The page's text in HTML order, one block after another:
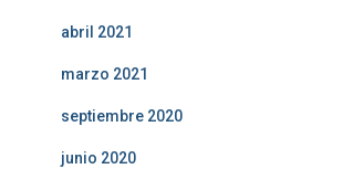
abril 2021
marzo 2021
septiembre 2020
junio 2020